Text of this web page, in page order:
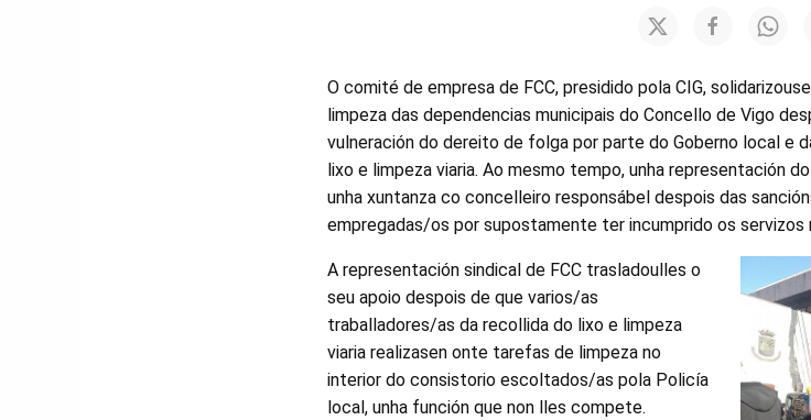
O comité de empresa de FCC, presidido pola CIG,
limpeza das dependencias municipais do Concello de Vigo
vulneración do dereito de folga por parte do Goberno local e
lixo e limpeza viaria. Ao mesmo tempo, unha representación
unha xuntanza co concelleiro responsábel despois das
empregadas/os por supostamente ter incumprido os servizos
A representación sindical de FCC trasladoulles o
seu apoio despois de que varios/as
traballadores/as da recollida do lixo e limpeza
viaria realizasen onte tarefas de limpeza no
interior do consistorio escoltados/as pola Policía
local, unha función que non lles compete.